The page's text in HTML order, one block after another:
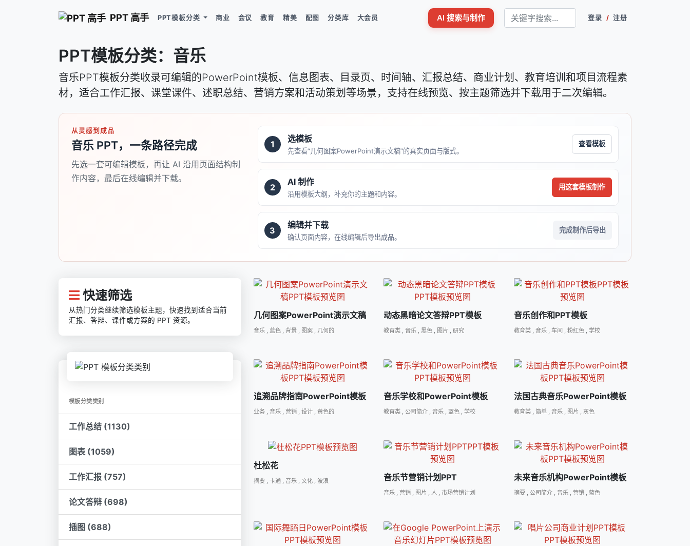
PPT 高手 PPT模板分类 商业 会议 教育 精美 配图 分类库 大会员 AI 搜索与制作 登录 / 注册
PPT模板分类：音乐
音乐PPT模板分类收录可编辑的PowerPoint模板、信息图表、目录页、时间轴、汇报总结、商业计划、教育培训和项目流程素
材，适合工作汇报、课堂课件、述职总结、营销方案和活动策划等场景，支持在线预览、按主题筛选并下载用于二次编辑。
从灵感到成品
音乐 PPT，一条路径完成
先选一套可编辑模板，再让 AI 沿用页面结构制
作内容，最后在线编辑并下载。
1
选模板
先查看“几何图案PowerPoint演示文稿”的真实页面与版式。
查看模板
2
AI 制作
沿用模板大纲，补充你的主题和内容。
用这套模板制作
3
编辑并下载
确认页面内容，在线编辑后导出成品。
完成制作后导出
快速筛选
从热门分类继续筛选模板主题，快速找到适合当前
汇报、答辩、课件或方案的 PPT 资源。
模板分类类别
工作总结 (1130)
图表 (1059)
工作汇报 (757)
论文答辩 (698)
插图 (688)
几何图案PowerPoint演示文稿
音乐 蓝色 背景 图案 几何的
动态黑暗论文答辩PPT模板
教育类 ,音乐 ,黑色 图片 ,研究
音乐创作和PPT模板
教育类, 音乐, 车间, 粉红色, 学校
追溯品牌指南PowerPoint模板
业务 音乐 营销 设计 黄色的
音乐学校和PowerPoint模板
教育类 公司简介 ,音乐 ,蓝色 ,学校
法国古典音乐PowerPoint模板
教育类, 简单, 音乐, 图片 灰色
杜松花
摘要 , 卡通 , 音乐 , 文化 , 波浪 音乐节营销计划PPT
音乐 ,营销 图片 人 ,市场营销计划
未来音乐机构PowerPoint模板
摘要, 公司简介, 音乐, 营销, 蓝色